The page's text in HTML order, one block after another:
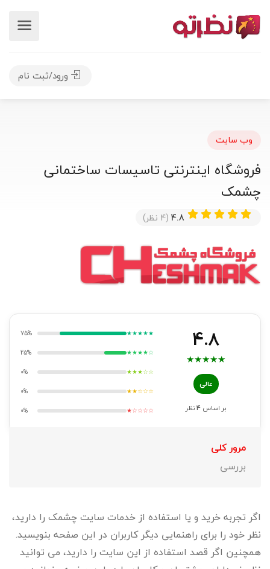
ورود/ثبت نام
وب سایت
فروشگاه اینترنتی تاسیسات ساختمانی
چشمک
4.8 (4 نظر)
4.8
★
★
★
★
★
عالی
بر اساس4نظر
★★★★★
75%
★★★★☆
25%
★★★☆☆
0%
★★☆☆☆
0%
★☆☆☆☆
0%
مرور کلی
بررسی
اگر تجربه خرید و یا استفاده از خدمات سایت چشمک را دارید،
نظر خود را برای راهنمایی دیگر کاربران در این صفحه بنویسید.
همچنین اگر قصد استفاده از این سایت را دارید، می توانید